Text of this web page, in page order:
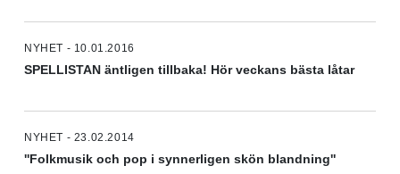
NYHET - 10.01.2016
SPELLISTAN äntligen tillbaka! Hör veckans bästa låtar
NYHET - 23.02.2014
''Folkmusik och pop i synnerligen skön blandning''